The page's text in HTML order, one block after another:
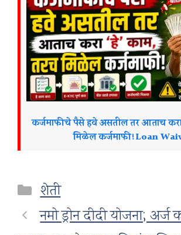
कर्जमाफीचे पैसे हवे असतील तर आताच
मिळेल कर्जमाफी!Loan
Categories
शेती
नमो ड्रोन दीदी योजना; अर्ज